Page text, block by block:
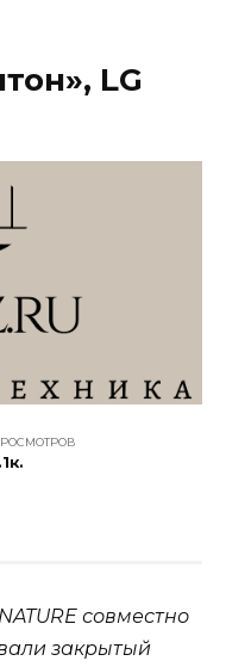
LG
совместно
закрытый